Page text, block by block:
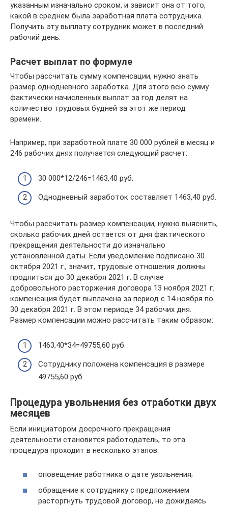
указанным изначально сроком, и зависит она от того,
какой в среднем была заработная плата сотрудника.
Получить эту выплату сотрудник может в последний
рабочий день.
Расчет выплат по формуле
Чтобы рассчитать сумму компенсации, нужно знать
размер однодневного заработка. Для этого всю сумму
фактически начисленных выплат за год делят на
количество трудовых будней за этот же период
времени.
Например, при заработной плате 30 000 рублей в месяц и
246 рабочих днях получается следующий расчет:
30 000*12/246=1463,40 руб.
Однодневный заработок составляет 1463,40 руб.
Чтобы рассчитать размер компенсации, нужно выяснить,
сколько рабочих дней остается от дня фактического
прекращения деятельности до изначально
установленной даты. Если уведомление подписано 30
октября 2021 г., значит, трудовые отношения должны
продлиться до 30 декабря 2021 г. В случае
добровольного расторжения договора 13 ноября 2021 г.
компенсация будет выплачена за период с 14 ноября по
30 декабря 2021 г. В этом периоде 34 рабочих дня.
Размер компенсации можно рассчитать таким образом:
1463,40*34=49755,60 руб.
Сотруднику положена компенсация в размере
49755,60 руб.
Процедура увольнения без отработки двух
месяцев
Если инициатором досрочного прекращения
деятельности становится работодатель, то эта
процедура проходит в несколько этапов:
оповещение работника о дате увольнения;
обращение к сотруднику с предложением
расторгнуть трудовой договор, не дожидаясь